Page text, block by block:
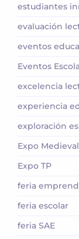
estudiantes
evaluación
eventos
Eventos
excelencia
experiencia
exploración
Expo
Expo TP
feria
feria escolar
feria SAE